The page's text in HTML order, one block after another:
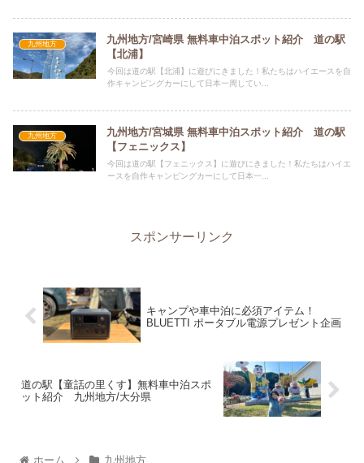
九州地方
九州地方/宮崎県 無料車中泊スポット紹介 道の駅
【北浦】
今回は道の駅【北浦】に遊びにきました！私たちはハイエースを自
作キャンピングカーにして日本一周してい...
九州地方
九州地方/宮城県 無料車中泊スポット紹介 道の駅
【フェニックス】
今回は道の駅【フェニックス】に遊びにきました！私たちはハイエ
ースを自作キャンピングカーにして日本一...
スポンサーリンク
キャンプや車中泊に必須アイテム！
BLUETTI ポータブル電源プレゼント企画
道の駅【童話の里くす】無料車中泊スポ
ット紹介 九州地方/大分県
ホーム 九州地方